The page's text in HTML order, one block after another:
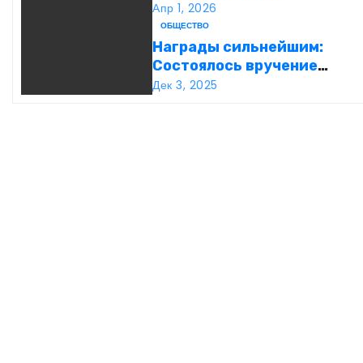
я
Апр 1, 2026
ОБЩЕСТВО
Награды сильнейшим:
Состоялось вручение
международной премии
Дек 3, 2025